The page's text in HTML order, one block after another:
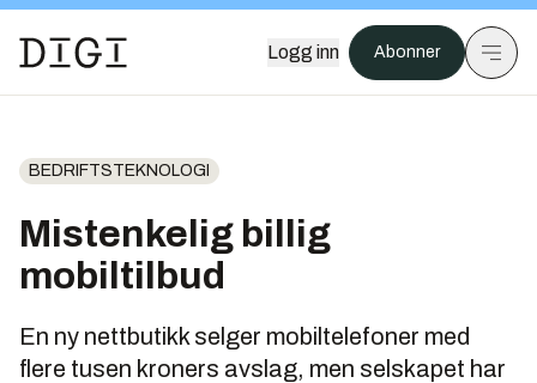
Logg inn Abonner
BEDRIFTSTEKNOLOGI
Mistenkelig billig
mobiltilbud
En ny nettbutikk selger mobiltelefoner med
flere tusen kroners avslag, men selskapet har